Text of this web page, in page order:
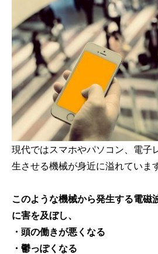
現代ではスマホやパソコン、電子
生させる機械が身近に溢れています
このような機械から発生する電磁
に害を及ぼし、
・頭の働きが悪くなる
・鬱っぽくなる